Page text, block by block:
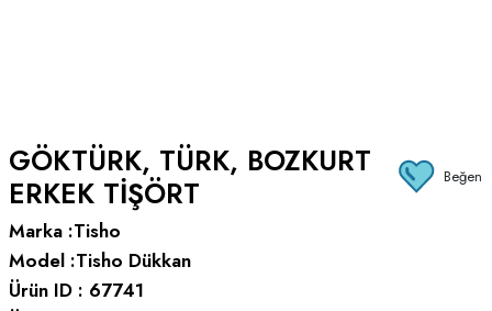
GÖKTÜRK, TÜRK, BOZKURT
ERKEK TIŞÖRT
Beğen
Marka :Tisho
Model :Tisho Dükkan
Ürün ID : 67741